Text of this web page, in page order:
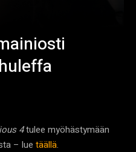
4tulee myöhästymään
– lue täällä.